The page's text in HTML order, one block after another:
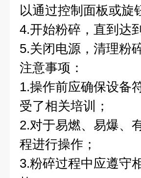
以通过控制面板或旋
4.开始粉碎，直到达
5.关闭电源，清理粉
注意事项：
1.操作前应确保设备
受了相关培训；
2.对于易燃、易爆、
程进行操作；
3.粉碎过程中应遵守